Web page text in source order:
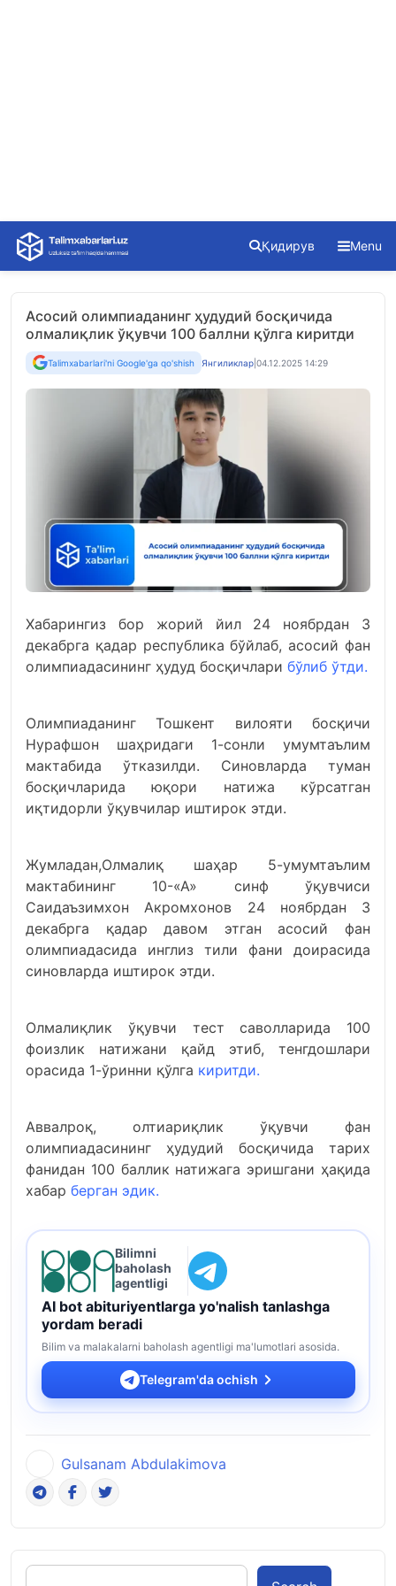
Skip
content
Қидирув Menu
Асосий олимпиаданинг ҳудудий босқичида
олмалиқлик ўқувчи 100 баллни қўлга киритди
Talimxabarlari'ni Google'ga qo'shish Янгиликлар 04.12.2025 14:29
Хабарингиз бор жорий йил 24 ноябрдан 3
декабрга қадар республика бўйлаб, асосий фан
олимпиадасининг ҳудуд босқичлари бўлиб ўтди.
Олимпиаданинг Тошкент вилояти босқичи
Нурафшон шаҳридаги 1-сонли умумтаълим
мактабида ўтказилди. Синовларда туман
босқичларида юқори натижа кўрсатган
иқтидорли ўқувчилар иштирок этди.
Жумладан,Олмалиқ шаҳар 5-умумтаълим
мактабининг 10-«А» синф ўқувчиси
Саидаъзимхон Акромхонов 24 ноябрдан 3
декабрга қадар давом этган асосий фан
олимпиадасида инглиз тили фани доирасида
синовларда иштирок этди.
Олмалиқлик ўқувчи тест саволларида 100
фоизлик натижани қайд этиб, тенгдошлари
орасида 1-ўринни қўлга киритди.
Аввалроқ, олтиариқлик ўқувчи фан
олимпиадасининг ҳудудий босқичида тарих
фанидан 100 баллик натижага эришгани ҳақида
хабар берган эдик.
Bilimni
baholash
agentligi
AI bot abituriyentlarga yo'nalish tanlashga
yordam beradi
Bilim va malakalarni baholash agentligi ma'lumotlari asosida.
Telegram'da ochish
Gulsanam Abdulakimova